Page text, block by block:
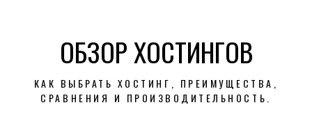
ОБЗОР ХОСТИНГОВ
КАК ВЫБРАТЬ ХОСТИНГ, ПРЕИМУЩЕСТВА,
СРАВНЕНИЯ И ПРОИЗВОДИТЕЛЬНОСТЬ.